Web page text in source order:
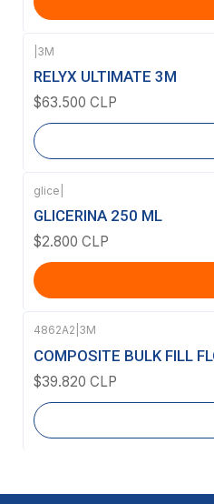
Agotado
3M
RELYX ULTIMATE 3M
$63.500 CLP
glice
GLICERINA 250 ML
$2.800 CLP
Agotado
4862A2 3M
COMPOSITE BULK FILL
$39.820 CLP